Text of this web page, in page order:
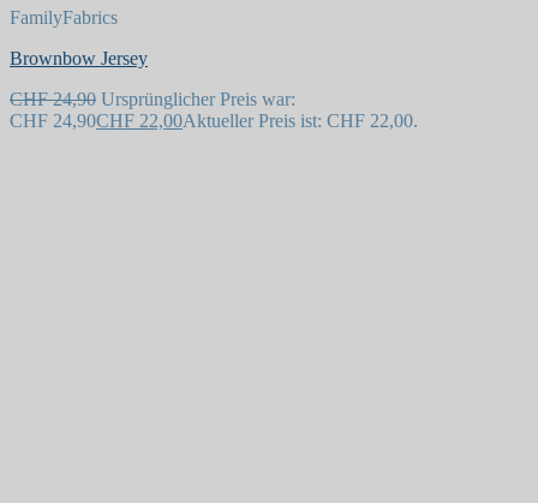
FamilyFabrics
Brownbow Jersey
CHF24,90 Ursprünglicher Preis war:
CHF 24,90CHF 22,00Aktueller Preis ist: CHF 22,00.